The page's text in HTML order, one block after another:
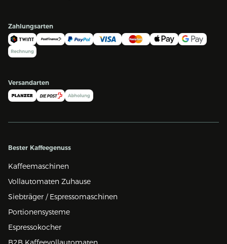
Zahlungsarten
Versandarten
Bester Kaffeegenuss
Kaffeemaschinen
Vollautomaten Zuhause
Siebträger / Espressomaschinen
Portionensysteme
Espressokocher